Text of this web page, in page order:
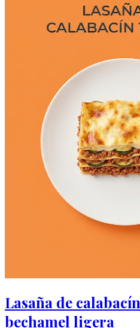
Lasaña de
bechamel ligera